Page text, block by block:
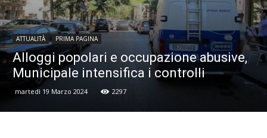
ATTUALITÀ PRIMA PAGINA
Alloggi popolari e occupazione abusive,
Municipale intensifica i controlli
martedì 19 Marzo 2024 2297